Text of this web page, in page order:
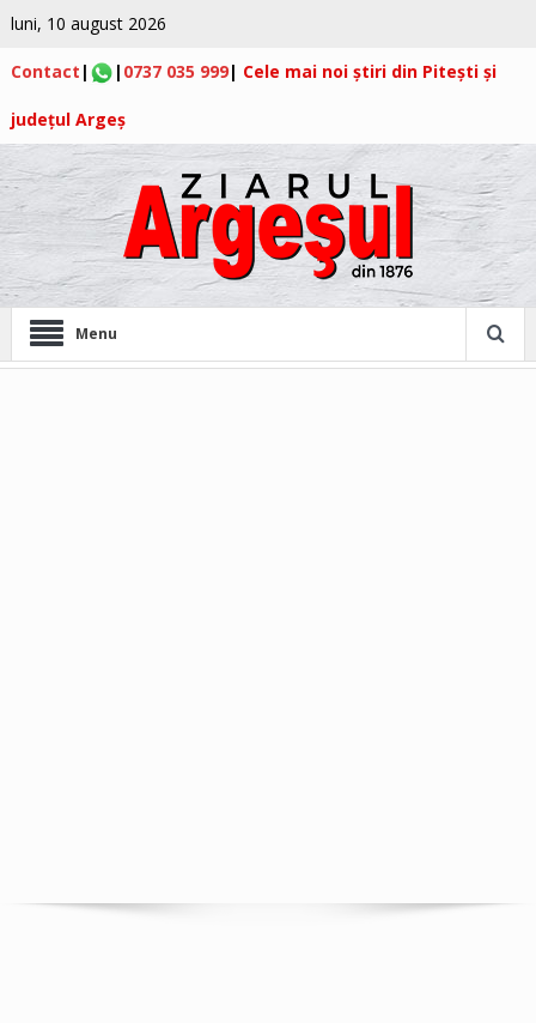
luni, 10 august 2026
Contact | | 0737 035 999| Cele mai noi știri din Pitești și
județul Argeș
Menu